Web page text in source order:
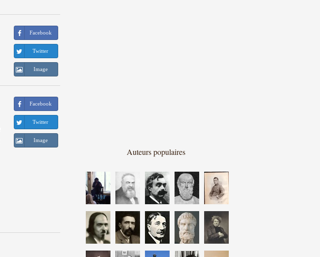
Facebook
Twitter
Image
Facebook
Twitter
Image
Auteurs populaires